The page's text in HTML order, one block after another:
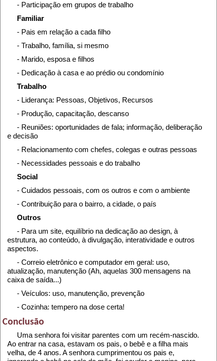
- Participação em grupos de trabalho
Familiar
- Pais em relação a cada filho
- Trabalho, família, si mesmo
- Marido, esposa e filhos
- Dedicação à casa e ao prédio ou condomínio
Trabalho
- Liderança: Pessoas, Objetivos, Recursos
- Produção, capacitação, descanso
- Reuniões: oportunidades de fala; informação, deliberação
e decisão
- Relacionamento com chefes, colegas e outras pessoas
- Necessidades pessoais e do trabalho
Social
- Cuidados pessoais, com os outros e com o ambiente
- Contribuição para o bairro, a cidade, o país
Outros
- Para um site, equilíbrio na dedicação ao design, à
estrutura, ao conteúdo, à divulgação, interatividade e outros
aspectos.
- Correio eletrônico e computador em geral: uso,
atualização, manutenção (Ah, aquelas 300 mensagens na
caixa de saída...)
- Veículos: uso, manutenção, prevenção
- Cozinha: tempero na dose certa!
Conclusão
Uma senhora foi visitar parentes com um recém-nascido.
Ao entrar na casa, estavam os pais, o bebê e a filha mais
velha, de 4 anos. A senhora cumprimentou os pais e,